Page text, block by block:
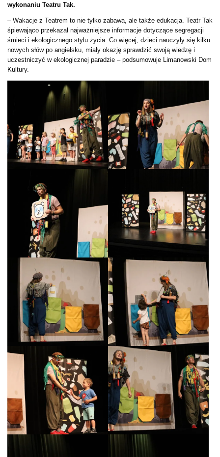
wykonaniu Teatru Tak.
– Wakacje z Teatrem to nie tylko zabawa, ale także edukacja. Teatr Tak
śpiewająco przekazał najważniejsze informacje dotyczące segregacji
śmieci i ekologicznego stylu życia. Co więcej, dzieci nauczyły się kilku
nowych słów po angielsku, miały okazję sprawdzić swoją wiedzę i
uczestniczyć w ekologicznej paradzie – podsumowuje Limanowski Dom
Kultury.